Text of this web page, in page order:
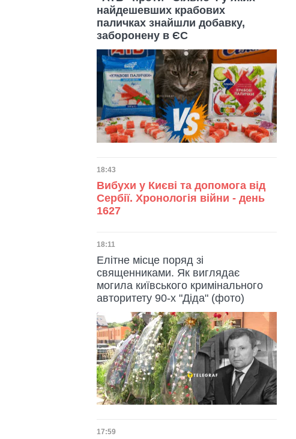
найдешевших крабових
паличках знайшли добавку,
заборонену в ЄС
Дата публікації
18:43
Вибухи у Києві та допомога від
Сербії. Хронологія війни - день
1627
Дата публікації
18:11
Елітне місце поряд зі
священниками. Як виглядає
могила київського кримінального
авторитету 90-х "Діда" (фото)
Дата публікації
17:59